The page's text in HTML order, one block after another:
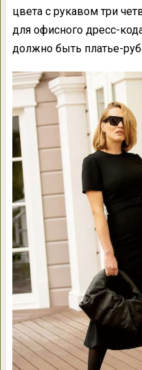
цвета с рукавом три
для офисного дресс-
должно быть платье-